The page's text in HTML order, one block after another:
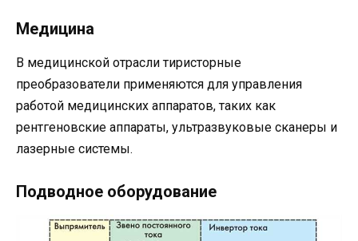
Медицина
В медицинской отрасли тиристорные
преобразователи применяются для управления
работой медицинских аппаратов, таких как
рентгеновские аппараты, ультразвуковые сканеры и
лазерные системы.
Подводное оборудование